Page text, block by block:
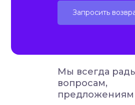
Запросить
Мы всегда
вопросам,
предложениям